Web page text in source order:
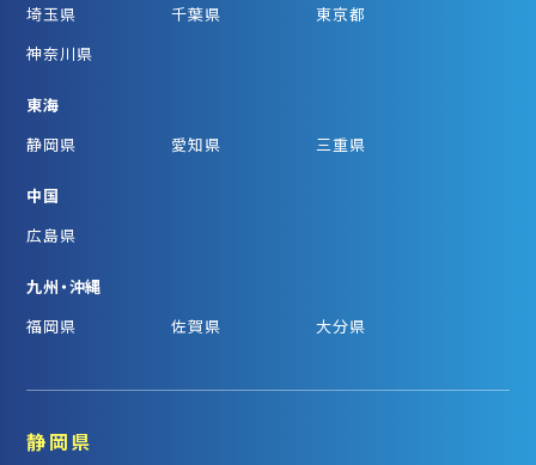
埼玉県
千葉県
東京都
神奈川県
東海
静岡県
愛知県 三重県
中国
広島県
九州・沖縄
福岡県
佐賀県 大分県
静岡県